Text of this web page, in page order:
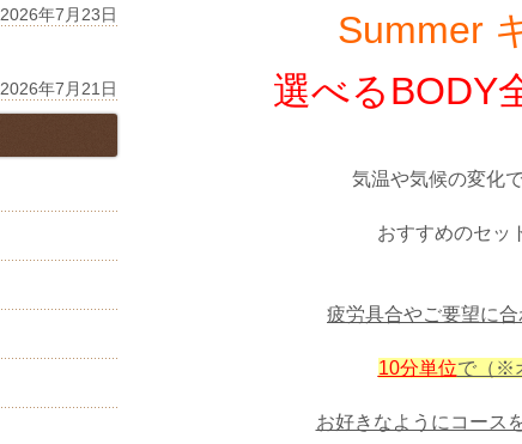
Summer
選べるBODY
気温や気候の変化
おすすめのセッ
疲労具合やご要望に合
10分単位で（※
お好きなようにコース
2026年7月23日
2026年7月21日